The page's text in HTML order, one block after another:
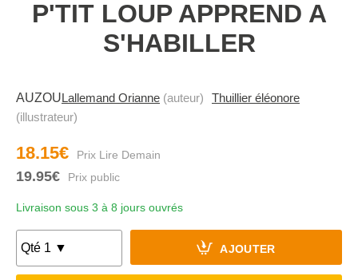
P'TIT LOUP APPREND A
S'HABILLER
AUZOULallemand Orianne (auteur)
Thuillier éléonore
(illustrateur)
18.15€
19.95€
Livraison sous 3 à 8 jours ouvrés
AJOUTER